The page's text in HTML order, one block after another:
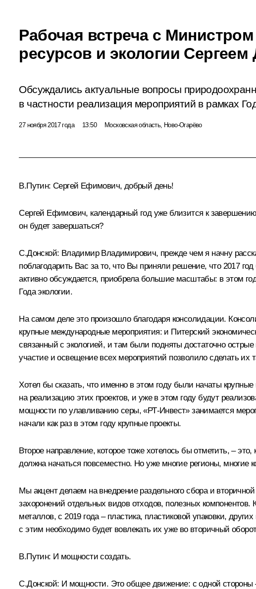
Рабочая встреча с
ресурсов и экологии Сергеем
Обсуждались актуальные вопросы
в частности реализация мероприятий в рамках
27 ноября 2017 года 13:50 Московская область, Ново-Огарёво
В.Путин: Сергей Ефимович, добрый день!
Сергей Ефимович, календарный год уже близится к
он будет завершаться?
С.Донской: Владимир Владимирович, прежде чем я начну
поблагодарить Вас за то, что Вы приняли решение, что 2017
активно обсуждается, приобрела большие масштабы: в этом
Года экологии.
На самом деле это произошло благодаря консолидации.
крупные международные мероприятия: и Питерский
связанный с экологией, и там были подняты достаточно
участие и освещение всех мероприятий позволило сделать
Хотел бы сказать, что именно в этом году были начаты
на реализацию этих проектов, и уже в этом году будут
мощности по улавливанию серы, «РТ-Инвест» занимается
начали как раз в этом году крупные проекты.
Второе направление, которое тоже хотелось бы отметить, –
должна начаться повсеместно. Но уже многие регионы, многие
Мы акцент делаем на внедрение раздельного сбора и
захоронений отдельных видов отходов, полезных
металлов, с 2019 года – пластика, пластиковой упаковки,
с этим необходимо будет вовлекать их уже во вторичный
В.Путин: И мощности создать.
С.Донской: И мощности. Это общее движение: с одной стороны